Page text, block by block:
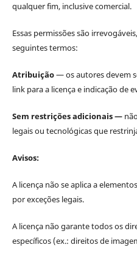
qualquer fim, inclusive comercial.
Essas permissões são
seguintes termos:
Atribuição— os autores devem
link para a licença e indicação de
Sem restrições adicionais —
legais ou tecnológicas que
Avisos:
A licença não se aplica a
por exceções legais.
A licença não garante todos os
específicos (ex.: direitos de